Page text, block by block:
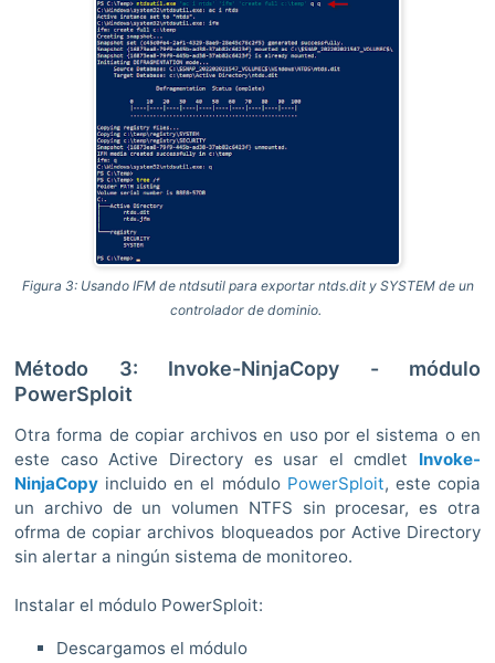
Figura 3: Usando IFM de ntdsutil para exportar ntds.dit y SYSTEM de un
controlador de dominio.
Método 3: Invoke-NinjaCopy - módulo
PowerSploit
Otra forma de copiar archivos en uso por el sistema o en
este caso Active Directory es usar el cmdlet Invoke-
NinjaCopy incluido en el módulo PowerSploit, este copia
un archivo de un volumen NTFS sin procesar, es otra
ofrma de copiar archivos bloqueados por Active Directory
sin alertar a ningún sistema de monitoreo.
Instalar el módulo PowerSploit:
Descargamos el módulo